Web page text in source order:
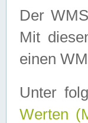
Der
Mit
einen
Unter
Werten